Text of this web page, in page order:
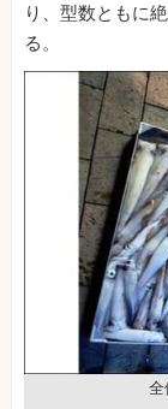
り、型数ともに
る。
全